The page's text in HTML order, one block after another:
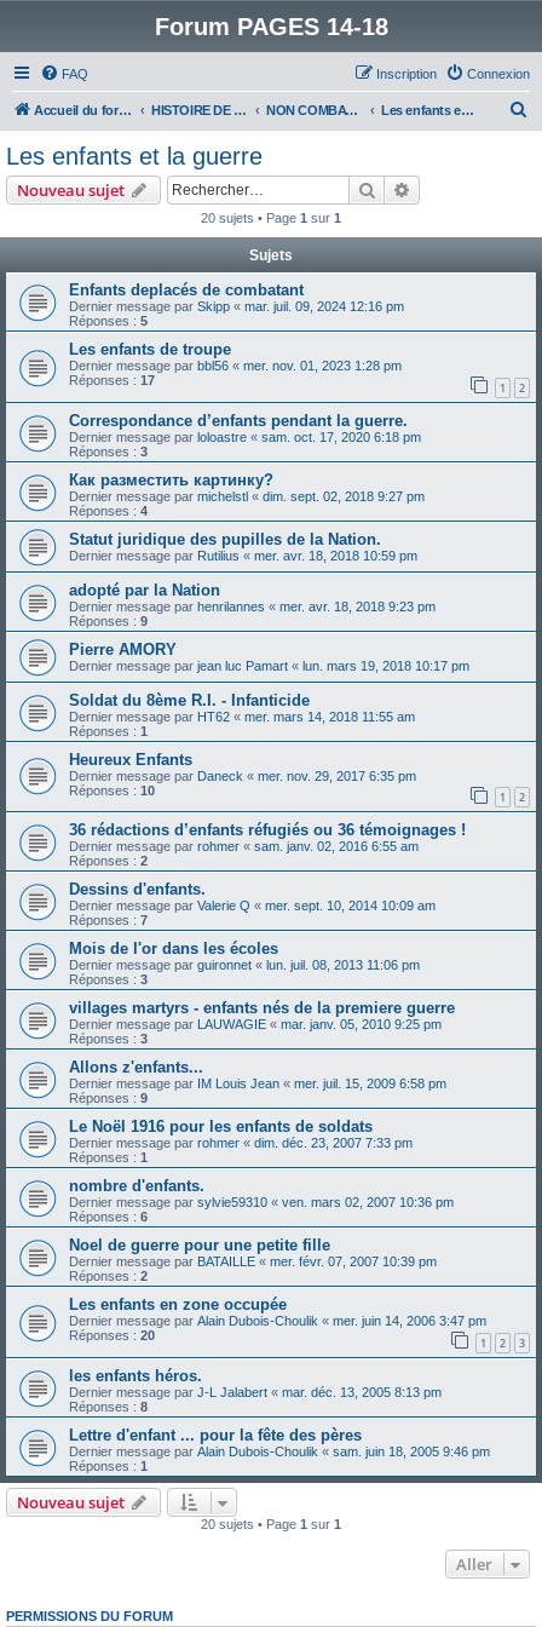
Forum PAGES 14-18
FAQ Connexion
Inscription
Accueil du forum HISTOIRE DE LA GRANDE GUERRE NON COMBATTANTS DANS LA GRANDE GUERRE Les enfants et la guerre
Les enfants et la guerre
Nouveau sujet Rechercher
20 sujets • Page 1 sur 1
Sujets
Enfants deplacés de combatant
Dernier message par Skipp « mar. juil. 09, 2024 12:16 pm
Réponses : 5
Les enfants de troupe
Dernier message par bbl56 « mer. nov. 01, 2023 1:28 pm
Réponses : 17 1 2
Correspondance d’enfants pendant la guerre.
Dernier message par loloastre « sam. oct. 17, 2020 6:18 pm
Réponses : 3
Как разместить картинку?
Dernier message par michelstl « dim. sept. 02, 2018 9:27 pm
Réponses : 4
Statut juridique des pupilles de la Nation.
Dernier message par Rutilius « mer. avr. 18, 2018 10:59 pm
adopté par la Nation
Dernier message par henrilannes « mer. avr. 18, 2018 9:23 pm
Réponses : 9
Pierre AMORY
Dernier message par jean luc Pamart « lun. mars 19, 2018 10:17 pm
Soldat du 8ème R.I. - Infanticide
Dernier message par HT62 « mer. mars 14, 2018 11:55 am
Réponses : 1
Heureux Enfants
Dernier message par Daneck « mer. nov. 29, 2017 6:35 pm
Réponses : 10 1 2
36 rédactions d’enfants réfugiés ou 36 témoignages !
Dernier message par rohmer « sam. janv. 02, 2016 6:55 am
Réponses : 2
Dessins d'enfants.
Dernier message par Valerie Q « mer. sept. 10, 2014 10:09 am
Réponses : 7
Mois de l'or dans les écoles
Dernier message par guironnet « lun. juil. 08, 2013 11:06 pm
Réponses : 3
villages martyrs - enfants nés de la premiere guerre
Dernier message par LAUWAGIE « mar. janv. 05, 2010 9:25 pm
Réponses : 3
Allons z'enfants...
Dernier message par IM Louis Jean « mer. juil. 15, 2009 6:58 pm
Réponses : 9
Le Noël 1916 pour les enfants de soldats
Dernier message par rohmer « dim. déc. 23, 2007 7:33 pm
Réponses : 1
nombre d'enfants.
Dernier message par sylvie59310 « ven. mars 02, 2007 10:36 pm
Réponses : 6
Noel de guerre pour une petite fille
Dernier message par BATAILLE « mer. févr. 07, 2007 10:39 pm
Réponses : 2
Les enfants en zone occupée
Dernier message par Alain Dubois-Choulik « mer. juin 14, 2006 3:47 pm
Réponses : 20 1 2 3
les enfants héros.
Dernier message par J-L Jalabert « mar. déc. 13, 2005 8:13 pm
Réponses : 8
Lettre d'enfant ... pour la fête des pères
Dernier message par Alain Dubois-Choulik « sam. juin 18, 2005 9:46 pm
Réponses : 1
Nouveau sujet
20 sujets • Page 1 sur 1
Aller
PERMISSIONS DU FORUM